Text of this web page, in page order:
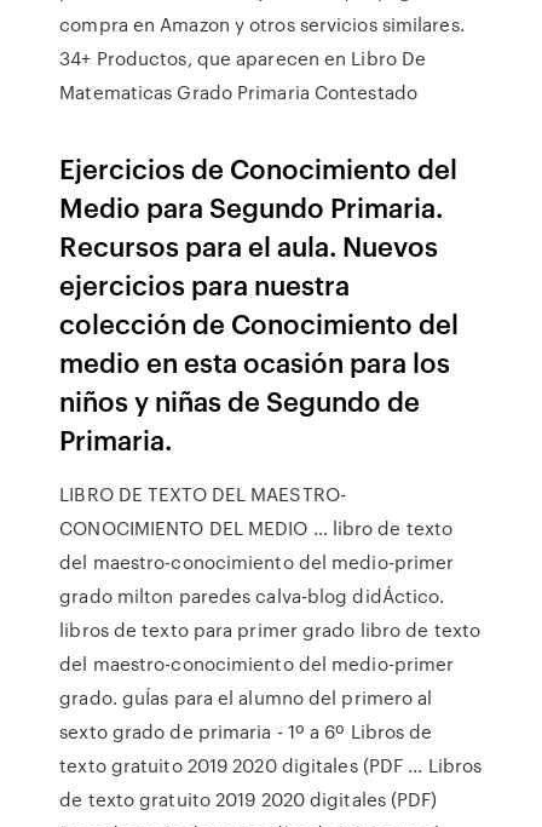
compra en Amazon y otros servicios similares.
34+ Productos, que aparecen en Libro De
Matematicas Grado Primaria Contestado
Ejercicios de Conocimiento del
Medio para Segundo Primaria.
Recursos para el aula. Nuevos
ejercicios para nuestra
colección de Conocimiento del
medio en esta ocasión para los
niños y niñas de Segundo de
Primaria.
LIBRO DE TEXTO DEL MAESTRO-
CONOCIMIENTO DEL MEDIO … libro de texto
del maestro-conocimiento del medio-primer
grado milton paredes calva-blog didÁctico.
libros de texto para primer grado libro de texto
del maestro-conocimiento del medio-primer
grado. guÍas para el alumno del primero al
sexto grado de primaria - 1º a 6º Libros de
texto gratuito 2019 2020 digitales (PDF ... Libros
de texto gratuito 2019 2020 digitales (PDF)